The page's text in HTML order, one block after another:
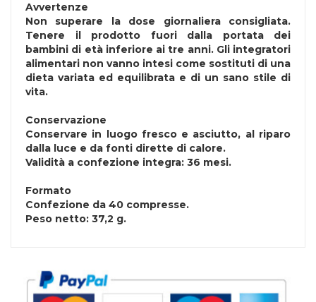
Avvertenze
Non superare la dose giornaliera consigliata.
Tenere il prodotto fuori dalla portata dei
bambini di età inferiore ai tre anni. Gli integratori
alimentari non vanno intesi come sostituti di una
dieta variata ed equilibrata e di un sano stile di
vita.
Conservazione
Conservare in luogo fresco e asciutto, al riparo
dalla luce e da fonti dirette di calore.
Validità a confezione integra: 36 mesi.
Formato
Confezione da 40 compresse.
Peso netto: 37,2 g.